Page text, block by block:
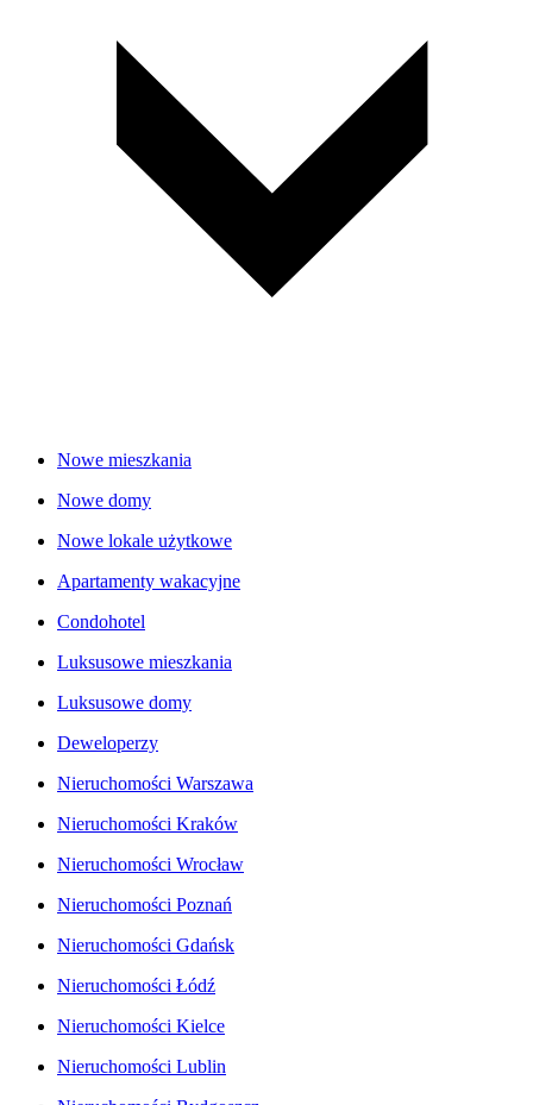
Nowe mieszkania
Nowe domy
Nowe lokale użytkowe
Apartamenty wakacyjne
Condohotel
Luksusowe mieszkania
Luksusowe domy
Deweloperzy
Nieruchomości Warszawa
Nieruchomości Kraków
Nieruchomości Wrocław
Nieruchomości Poznań
Nieruchomości Gdańsk
Nieruchomości Łódź
Nieruchomości Kielce
Nieruchomości Lublin